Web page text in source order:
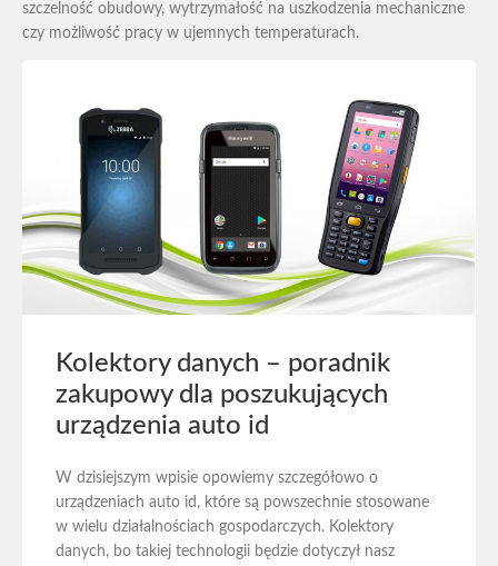
szczelność obudowy, wytrzymałość na uszkodzenia mechaniczne
czy możliwość pracy w ujemnych temperaturach.
Kolektory danych – poradnik
zakupowy dla poszukujących
urządzenia auto id
W dzisiejszym wpisie opowiemy szczegółowo o
urządzeniach auto id, które są powszechnie stosowane
w wielu działalnościach gospodarczych. Kolektory
danych, bo takiej technologii będzie dotyczył nasz